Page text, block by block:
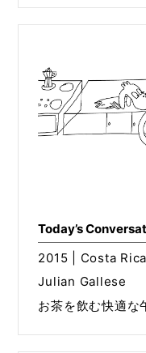
Today’s
2015 | Costa
Julian Gallese
お茶を飲む快適な